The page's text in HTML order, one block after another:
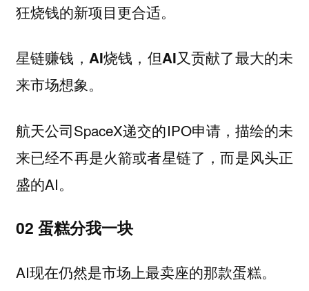
狂烧钱的新项目更合适。
星链赚钱，AI烧钱，但AI又贡献了最大的未
来市场想象。
航天公司SpaceX递交的IPO申请，描绘的未
来已经不再是火箭或者星链了，而是风头正
盛的AI。
02 蛋糕分我一块
AI现在仍然是市场上最卖座的那款蛋糕。